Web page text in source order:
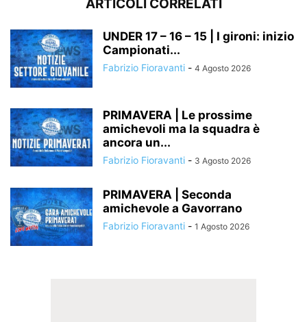
ARTICOLI CORRELATI
UNDER 17 – 16 – 15 | I gironi: inizio
Campionati...
Fabrizio Fioravanti - 4 Agosto 2026
PRIMAVERA | Le prossime
amichevoli ma la squadra è
ancora un...
Fabrizio Fioravanti - 3 Agosto 2026
PRIMAVERA | Seconda
amichevole a Gavorrano
Fabrizio Fioravanti - 1 Agosto 2026